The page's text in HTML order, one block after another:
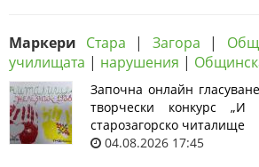
Маркери Стара | Загора |
училищата | нарушения |
Започна онлайн
творчески конкурс
старозагорско читалище
04.08.2026 17:45